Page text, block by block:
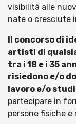
visibilità alle
nate o cresciute
Il concorso di
artisti di
tra i 18 e i 35
risiedono e/o
lavoro e/o
partecipare in
persone fisiche